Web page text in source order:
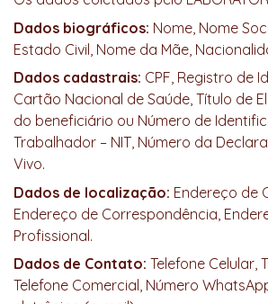
Dados biográficos: Nome, Nome
Estado Civil, Nome da Mãe,
Dados cadastrais: CPF, Registro de
Cartão Nacional de Saúde, Título de
do beneficiário ou Número de
Trabalhador – NIT, Número da
Vivo.
Dados de localização: Endereço de
Endereço de Correspondência,
Profissional.
Dados de Contato: Telefone Celular,
Telefone Comercial, Número